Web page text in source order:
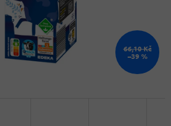
66,10 Kč
–39 %